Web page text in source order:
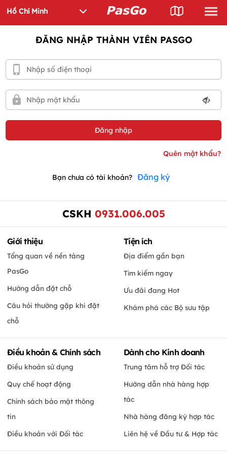
ĐĂNG NHẬP THÀNH VIÊN PASGO
Bạn chưa có tài khoản? Đăng ký
CSKH 0931.006.005
Giới thiệu
Tổng quan về nền tảng
PasGo
Hướng dẫn đặt chỗ
Câu hỏi thường gặp khi đặt
chỗ
Tiện ích
Địa điểm gần bạn
Tìm kiếm ngay
Ưu đãi đang Hot
Khám phá các Bộ sưu tập
Điều khoản & Chính sách
Điều khoản sử dụng
Quy chế hoạt động
Chính sách bảo mật thông
tin
Điều khoản với Đối tác
Dành cho Kinh doanh
Trung tâm hỗ trợ Đối tác
Hướng dẫn nhà hàng hợp
tác
Nhà hàng đăng ký hợp tác
Liên hệ về Đầu tư & Hợp tác